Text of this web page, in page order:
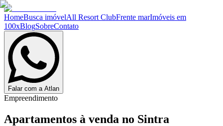
HomeBusca imóvelAll Resort ClubFrente marImóveis em
100xBlogSobreContato
Falar com a Atlan
Empreendimento
Apartamentos à venda no Sintra